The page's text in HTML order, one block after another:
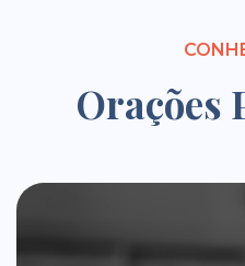
Orações